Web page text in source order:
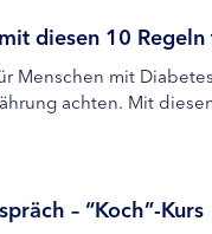
diesen 10
Menschen mit
achten. Mit
– “Koch”-Kurs